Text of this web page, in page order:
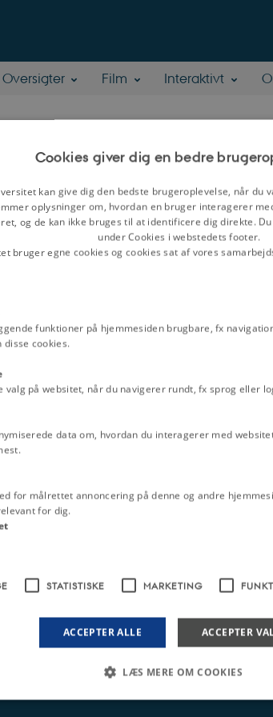
Oversigter Film Interaktivt
Sick Svendsen
og Samfund, Aarhus Universitet
Cookies giver dig en bedre
kan give dig den bedste brugeroplevelse, når du
oplysninger om, hvordan en bruger interagerer
og de kan ikke bruges til at identificere dig direkte.
under Cookies i webstedets footer.
bruger egne cookies og cookies sat af vores
funktioner på hjemmesiden brugbare, fx
cookies.
valg på websitet, når du navigerer rundt, fx sprog eller
data om, hvordan du interagerer med
for målrettet annoncering på denne og andre
for dig.
STATISTISKE MARKETING
ACCEPTER ALLE ACCEPTER
LÆS MERE OM COOKIES